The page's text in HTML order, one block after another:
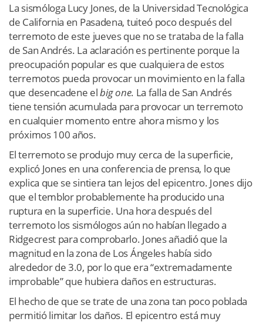
La sismóloga Lucy Jones, de la Universidad Tecnológica
de California en Pasadena, tuiteó poco después del
terremoto de este jueves que no se trataba de la falla
de San Andrés. La aclaración es pertinente porque la
preocupación popular es que cualquiera de estos
terremotos pueda provocar un movimiento en la falla
que desencadene elbig one. La falla de San Andrés
tiene tensión acumulada para provocar un terremoto
en cualquier momento entre ahora mismo y los
próximos 100 años.
El terremoto se produjo muy cerca de la superficie,
explicó Jones en una conferencia de prensa, lo que
explica que se sintiera tan lejos del epicentro. Jones dijo
que el temblor probablemente ha producido una
ruptura en la superficie. Una hora después del
terremoto los sismólogos aún no habían llegado a
Ridgecrest para comprobarlo. Jones añadió que la
magnitud en la zona de Los Ángeles había sido
alrededor de 3.0, por lo que era “extremadamente
improbable” que hubiera daños en estructuras.
El hecho de que se trate de una zona tan poco poblada
permitió limitar los daños. El epicentro está muy